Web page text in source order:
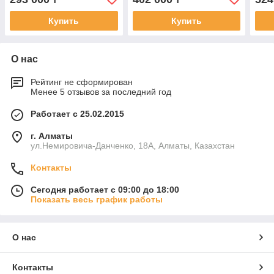
Купить Купить
О нас
Рейтинг не сформирован
Менее 5 отзывов за последний год
Работает с 25.02.2015
г. Алматы
ул.Немировича-Данченко, 18А, Алматы, Казахстан
Контакты
Сегодня работает с 09:00 до 18:00
Показать весь график работы
О нас
Контакты